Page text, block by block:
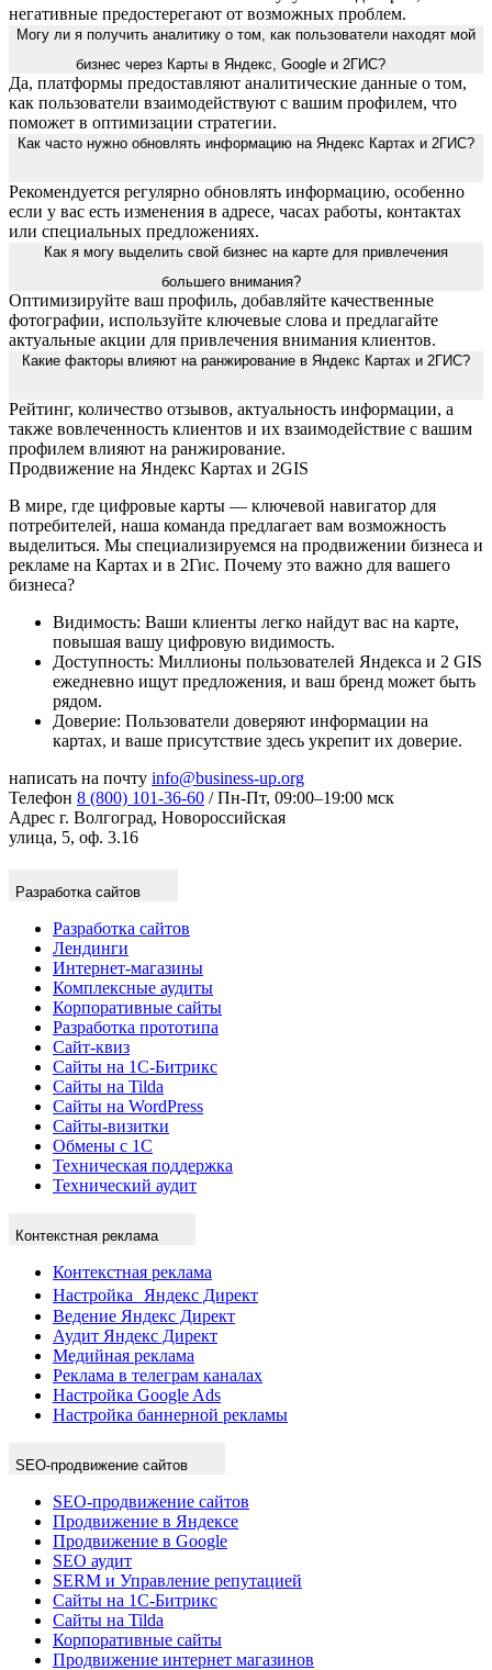
негативные предостерегают от возможных проблем.
Могу ли я получить аналитику о том, как пользователи находят мой
бизнес через Карты в Яндекс, Google и 2ГИС?
Да, платформы предоставляют аналитические данные о том,
как пользователи взаимодействуют с вашим профилем, что
поможет в оптимизации стратегии.
Как часто нужно обновлять информацию на Яндекс Картах и 2ГИС?
Рекомендуется регулярно обновлять информацию, особенно
если у вас есть изменения в адресе, часах работы, контактах
или специальных предложениях.
Как я могу выделить свой бизнес на карте для привлечения
большего внимания?
Оптимизируйте ваш профиль, добавляйте качественные
фотографии, используйте ключевые слова и предлагайте
актуальные акции для привлечения внимания клиентов.
Какие факторы влияют на ранжирование в Яндекс Картах и 2ГИС?
Рейтинг, количество отзывов, актуальность информации, а
также вовлеченность клиентов и их взаимодействие с вашим
профилем влияют на ранжирование.
Продвижение на Яндекс Картах и 2GIS
В мире, где цифровые карты — ключевой навигатор для
потребителей, наша команда предлагает вам возможность
выделиться. Мы специализируемся на продвижении бизнеса и
рекламе на Картах и в 2Гис. Почему это важно для вашего
бизнеса?
Видимость: Ваши клиенты легко найдут вас на карте,
повышая вашу цифровую видимость.
Доступность: Миллионы пользователей Яндекса и 2 GIS
ежедневно ищут предложения, и ваш бренд может быть
рядом.
Доверие: Пользователи доверяют информации на
картах, и ваше присутствие здесь укрепит их доверие.
написать на почту info@business-up.org
Телефон 8 (800) 101-36-60 / Пн-Пт, 09:00–19:00 мск
Адрес г. Волгоград, Новороссийская
улица, 5, оф. 3.16
Разработка сайтов
Разработка сайтов
Лендинги
Интернет-магазины
Комплексные аудиты
Корпоративные сайты
Разработка прототипа
Сайт-квиз
Сайты на 1С-Битрикс
Сайты на Tilda
Сайты на WordPress
Сайты-визитки
Обмены с 1С
Техническая поддержка
Технический аудит
Контекстная реклама
Контекстная реклама
Настройка Яндекс Директ
Ведение Яндекс Директ
Аудит Яндекс Директ
Медийная реклама
Реклама в телеграм каналах
Настройка Google Ads
Настройка баннерной рекламы
SEO-продвижение сайтов
SEO-продвижение сайтов
Продвижение в Яндексе
Продвижение в Google
SEO аудит
SERM и Управление репутацией
Сайты на 1С-Битрикс
Сайты на Tilda
Корпоративные сайты
Продвижение интернет магазинов